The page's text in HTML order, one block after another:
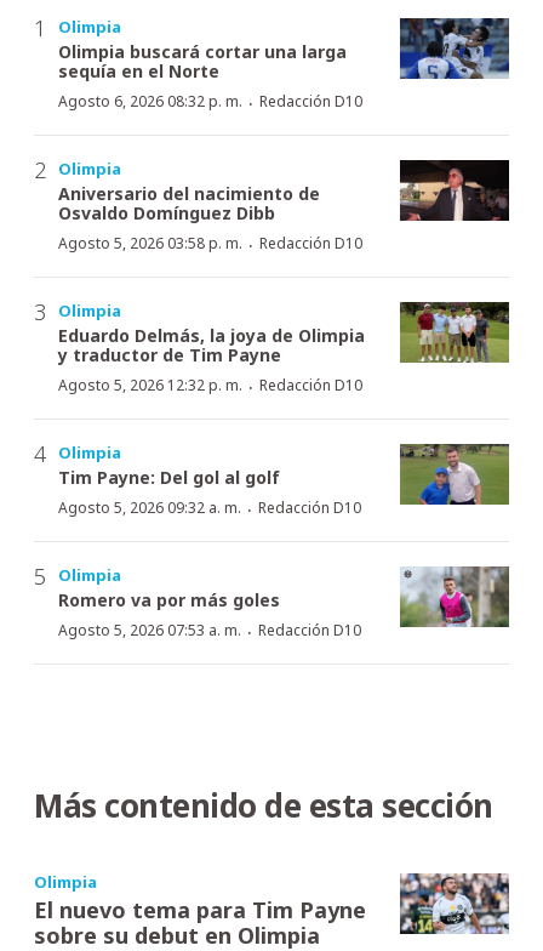
Olimpia
Olimpia buscará cortar una larga
sequía en el Norte
Agosto 6, 2026 08:32 p. m. · Redacción D10
Olimpia
Aniversario del nacimiento de
Osvaldo Domínguez Dibb
Agosto 5, 2026 03:58 p. m. · Redacción D10
Olimpia
Eduardo Delmás, la joya de Olimpia
y traductor de Tim Payne
Agosto 5, 2026 12:32 p. m. · Redacción D10
Olimpia
Tim Payne: Del gol al golf
Agosto 5, 2026 09:32 a. m. · Redacción D10
Olimpia
Romero va por más goles
Agosto 5, 2026 07:53 a. m. · Redacción D10
Más contenido de esta sección
Olimpia
El nuevo tema para Tim Payne
sobre su debut en Olimpia